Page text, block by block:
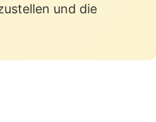
und die